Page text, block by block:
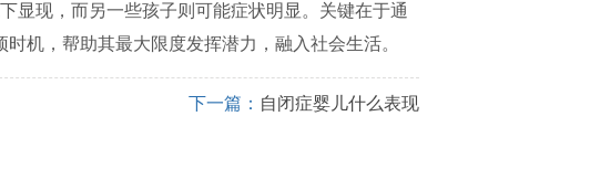
显现，而另一些孩子则可能症状明显。关键在于通
机，帮助其最大限度发挥潜力，融入社会生活。
下一篇： 自闭症婴儿什么表现